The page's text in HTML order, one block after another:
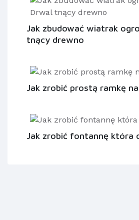
Jak zbudować wiatrak
tnący drewno
Jak zrobić prostą ramkę
Jak zrobić fontannę która